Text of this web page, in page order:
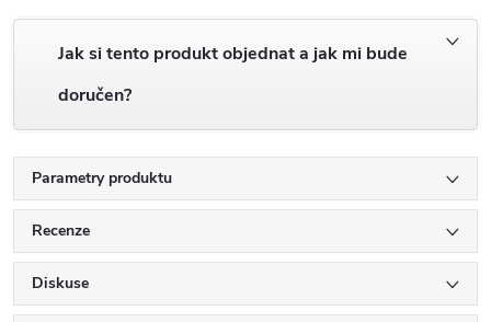
Jak si tento produkt objednat a jak mi bude
doručen?
Parametry produktu
Recenze
Diskuse